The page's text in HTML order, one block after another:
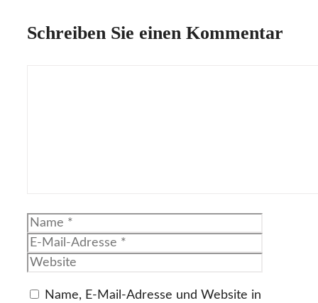
Schreiben Sie einen Kommentar
Name
Name, E-Mail-Adresse und Website in